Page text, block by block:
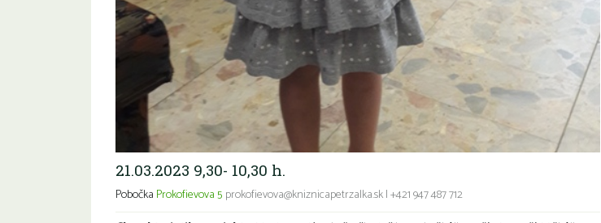
21.03.2023 9,30- 10,30 h.
Pobočka Prokofievova 5 prokofievova@kniznicapetrzalka.sk|+421 947 487 712